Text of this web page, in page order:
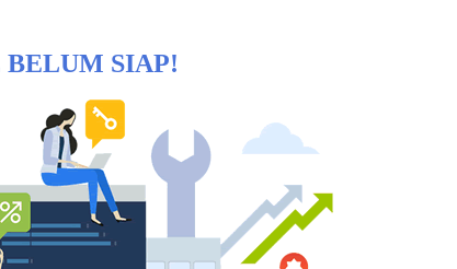
BELUM SIAP!